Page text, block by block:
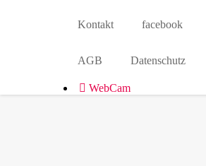
Kontakt facebook
AGB Datenschutz
WebCam